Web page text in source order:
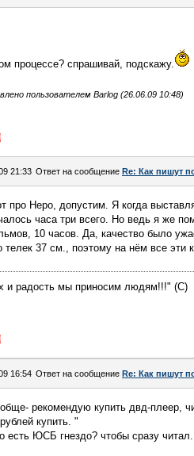
процессе? спрашивай, подскажу.
пользователем Barlog (26.06.09 10:48)
21:33 Ответ на сообщение Re: Как пишут
про Неро, допустим. Я когда
часа три всего. Но ведь я же
10 часов. Да, качество было
телек 37 см., поэтому на нём все эти
и радость мы приносим людям!!!" (С)
16:54 Ответ на сообщение Re: Как пишут
рекомендую купить двд-плеер,
купить. "
есть ЮСБ гнездо? чтобы сразу